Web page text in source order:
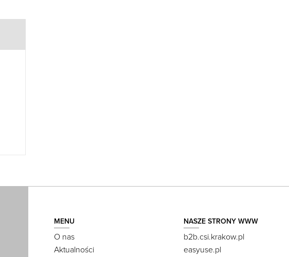
MENU
O nas
Aktualności
NASZE STRONY WWW
b2b.csi.krakow.pl
easyuse.pl